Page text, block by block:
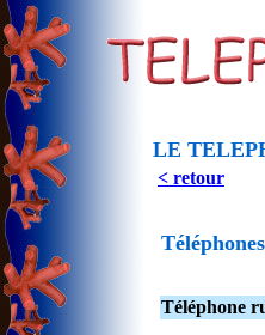
LE
< retour
Téléphone